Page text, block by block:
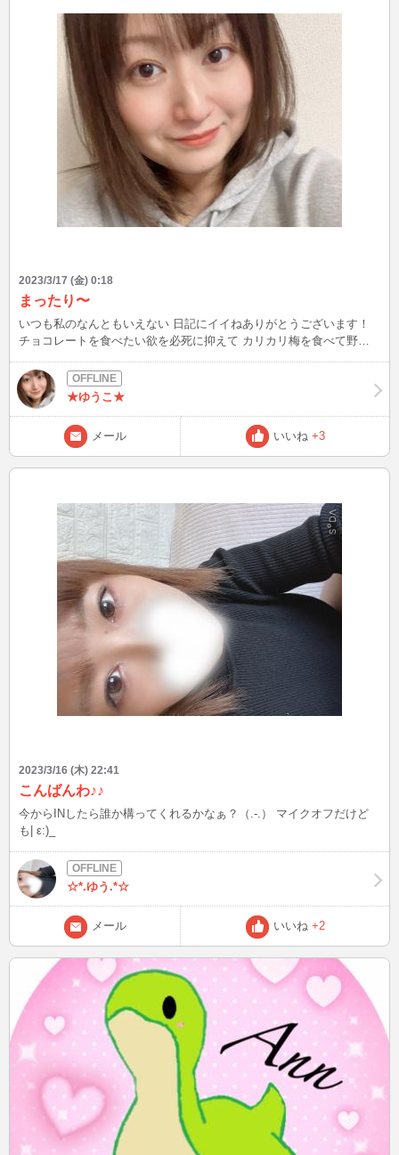
2023/3/17 (金) 0:18
まったり〜
いつも私のなんともいえない 日記にイイねありがとうございます！
チョコレートを食べたい欲を必死に抑えて カリカリ梅を食べて野球
派ですか？ 私は‥どっちも！（笑） 明日22時すぎにいると思うので
梅を食べてるかもしれない私を 見物しにきてください（笑） 今日も1
日お疲れ様でした！ また明日も頑張りましょうね！ おやすみなさい
★ ちなみに僅差で私は赤梅派かもしれない笑
★ゆうこ★
メール いいね +3
2023/3/16 (木) 22:41
こんばんわ♪♪
今からINしたら誰か構ってくれるかなぁ？（.-.） マイクオフだけど
も| ε:)_
☆*.ゆう.*☆
メール いいね +2